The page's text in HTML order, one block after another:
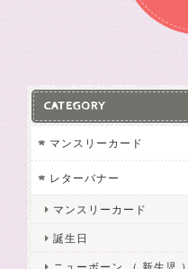
CATEGORY
マンスリーカード
レターバナー
マンスリーカード
誕生日